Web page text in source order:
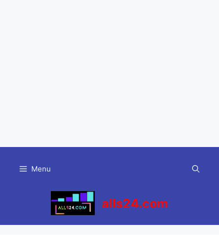
content
Menu
alls24.com